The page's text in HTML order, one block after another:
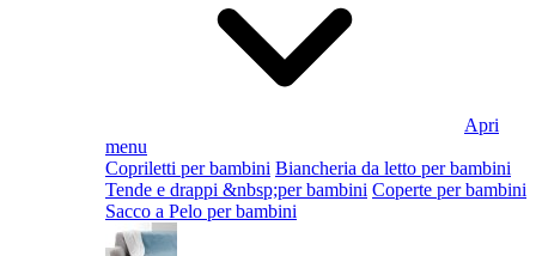
Apri
menu
Copriletti per bambini Biancheria da letto per bambini
Tende e drappi &nbsp;per bambini Coperte per bambini
Sacco a Pelo per bambini